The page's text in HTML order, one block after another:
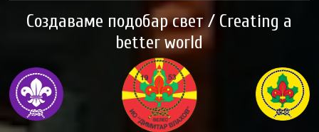
Создаваме подобар свет / Creating a
better world